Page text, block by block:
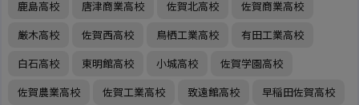
鹿島高校
唐津商業高校 佐賀北高校
佐賀商業高校
厳木高校
佐賀西高校 鳥栖工業高校
有田工業高校
白石高校
東明館高校 小城高校
佐賀学園高校
佐賀農業高校
佐賀工業高校 致遠館高校
早稲田佐賀高校